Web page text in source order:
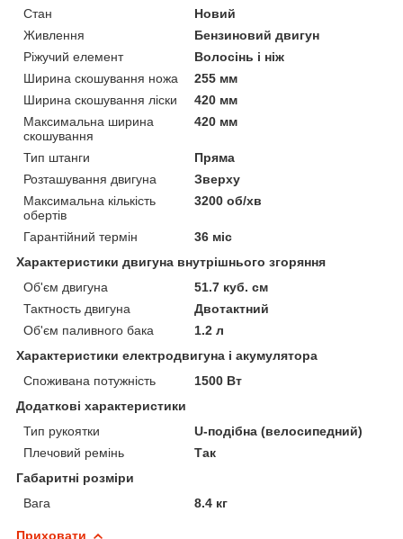
Стан
Новий
Живлення
Бензиновий двигун
Ріжучий елемент
Волосінь і ніж
Ширина скошування ножа
255 мм
Ширина скошування ліски
420 мм
Максимальна ширина
скошування
420 мм
Тип штанги
Пряма
Розташування двигуна
Зверху
Максимальна кількість
обертів
3200 об/хв
Гарантійний термін
36 міс
Характеристики двигуна внутрішнього згоряння
Об'єм двигуна
51.7 куб. см
Тактность двигуна
Двотактний
Об'єм паливного бака
1.2 л
Характеристики електродвигуна і акумулятора
Споживана потужність
1500 Вт
Додаткові характеристики
Тип рукоятки
U-подібна (велосипедний)
Плечовий ремінь
Так
Габаритні розміри
Вага
8.4 кг
Приховати